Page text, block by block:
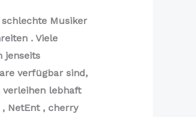
Musiker
. Viele
jenseits
verfügbar sind,
lebhaft
NetEnt , cherry